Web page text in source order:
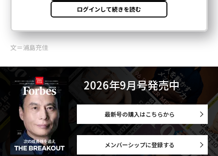
文＝浦島充佳
2026年9月号発売中
最新号の購入はこちらから
メンバーシップに登録する